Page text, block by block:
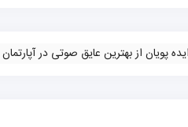
پویان از بهترین عایق صوتی در آپارتمان